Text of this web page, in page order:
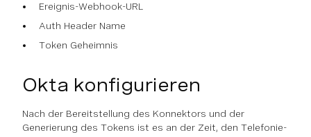
Ereignis-Webhook-URL
Auth Header Name
Token Geheimnis
Okta konfigurieren
Nach der Bereitstellung des Konnektors und der
Generierung des Tokens ist es an der Zeit, den Telefonie-